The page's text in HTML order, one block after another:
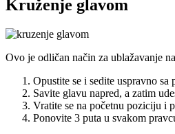
Kruženje glavom
Ovo je odličan način za ublažavanje
Opustite se i sedite uspravno sa
Savite glavu napred, a zatim
Vratite se na početnu poziciju i
Ponovite 3 puta u svakom